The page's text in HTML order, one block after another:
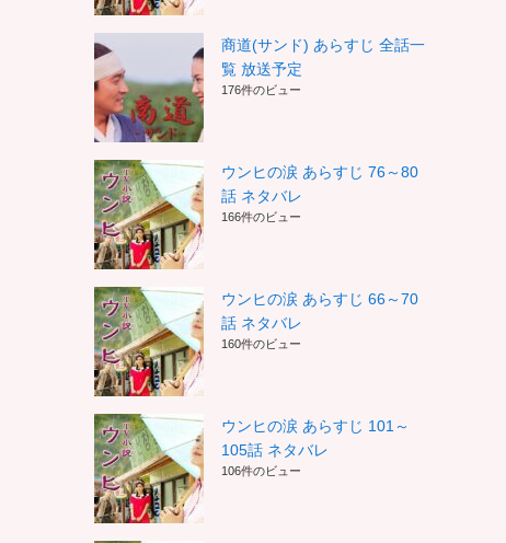
商道(サンド) あらすじ 全話一
覧 放送予定
176件のビュー
ウンヒの涙 あらすじ 76～80
話 ネタバレ
166件のビュー
ウンヒの涙 あらすじ 66～70
話 ネタバレ
160件のビュー
ウンヒの涙 あらすじ 101～
105話 ネタバレ
106件のビュー